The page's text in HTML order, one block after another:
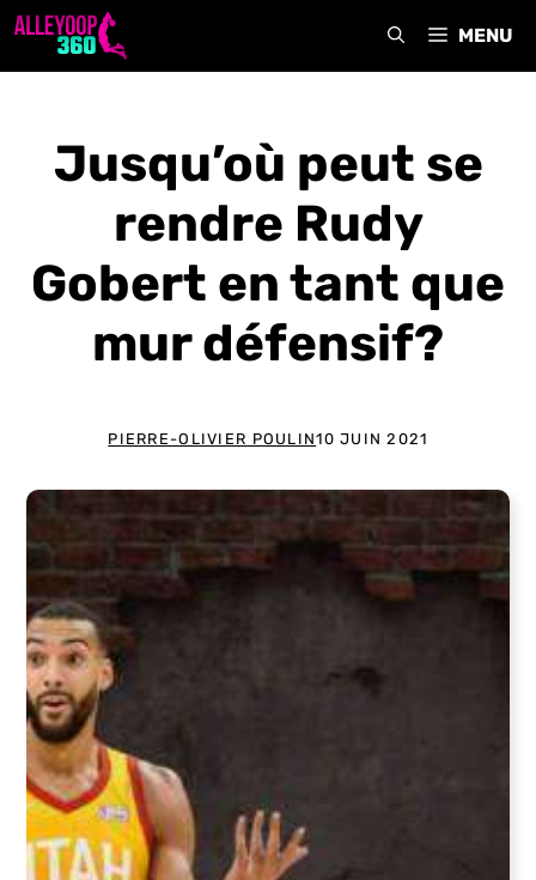
Aller
MENU
Jusqu’où peut se
rendre Rudy
Gobert en tant que
mur défensif?
PIERRE-OLIVIER POULIN10 JUIN 2021